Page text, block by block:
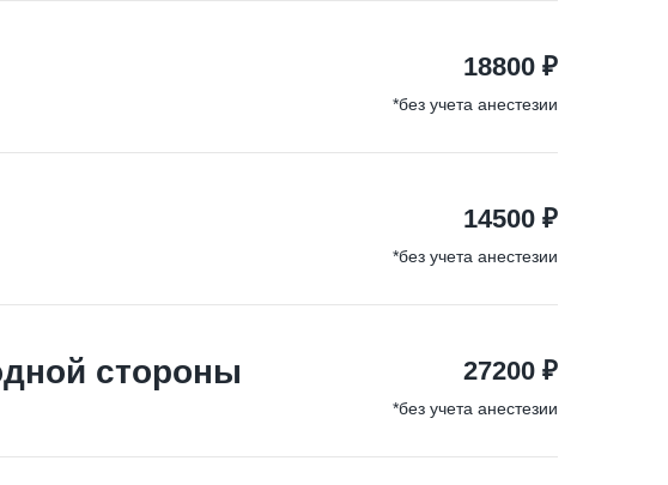
18800 ₽
*без учета анестезии
14500 ₽
*без учета анестезии
стороны 27200 ₽
*без учета анестезии